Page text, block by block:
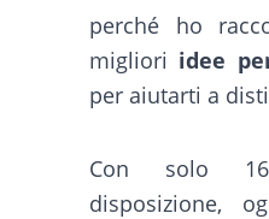
perché ho
migliori idee
per aiutarti a
Con solo
disposizione,